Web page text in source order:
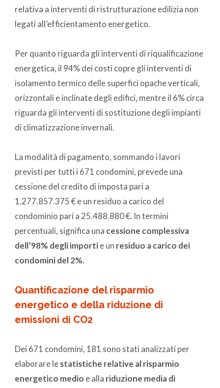
relativa a interventi di ristrutturazione edilizia non
legati all’efficientamento energetico.
Per quanto riguarda gli interventi di riqualificazione
energetica, il 94% dei costi copre gli interventi di
isolamento termico delle superfici opache verticali,
orizzontali e inclinate degli edifici, mentre il 6% circa
riguarda gli interventi di sostituzione degli impianti
di climatizzazione invernali.
La modalità di pagamento, sommando i lavori
previsti per tutti i 671 condomini, prevede una
cessione del credito di imposta pari a
1.277.857.375 € e un residuo a carico del
condominio pari a 25.488.880 €. In termini
percentuali, significa una cessione complessiva
dell’98% degli importie un residuo a carico dei
condomini del 2%.
Quantificazione del risparmio
energetico e della riduzione di
emissioni di CO2
Dei 671 condomini, 181 sono stati analizzati per
elaborare lestatistiche relative al risparmio
energetico medio e alla riduzione media di